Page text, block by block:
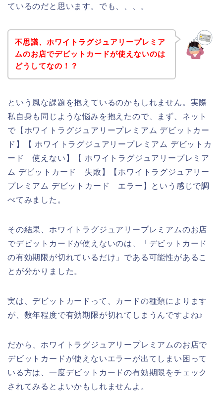
ているのだと思います。でも、、、。
不思議、ホワイトラグジュアリープレミア
ムのお店でデビットカードが使えないのは
どうしてなの！？
という風な課題を抱えているのかもしれません。実際
私自身も同じような悩みを抱えたので、まず、ネット
で【ホワイトラグジュアリープレミアム デビットカー
ド】【 ホワイトラグジュアリープレミアム デビットカ
ード 使えない】【 ホワイトラグジュアリープレミア
ム デビットカード 失敗】【ホワイトラグジュアリー
プレミアム デビットカード エラー】という感じで調
べてみました。
その結果、ホワイトラグジュアリープレミアムのお店
でデビットカードが使えないのは、「デビットカード
の有効期限が切れているだけ」である可能性があるこ
とが分かりました。
実は、デビットカードって、カードの種類によります
が、数年程度で有効期限が切れてしまうんですよね♪
だから、ホワイトラグジュアリープレミアムのお店で
デビットカードが使えないエラーが出てしまい困って
いる方は、一度デビットカードの有効期限をチェック
されてみるとよいかもしれませんよ。